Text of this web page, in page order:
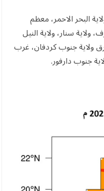
البحر الاحمر، معظم
ولاية سنار، ولاية النيل
ولاية جنوب كردفان، غرب
جنوب دارفور.